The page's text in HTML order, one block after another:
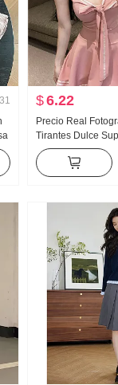
31
$6.22
Precio Real
Tirantes Dulce
Marinero jk
Petite Gran